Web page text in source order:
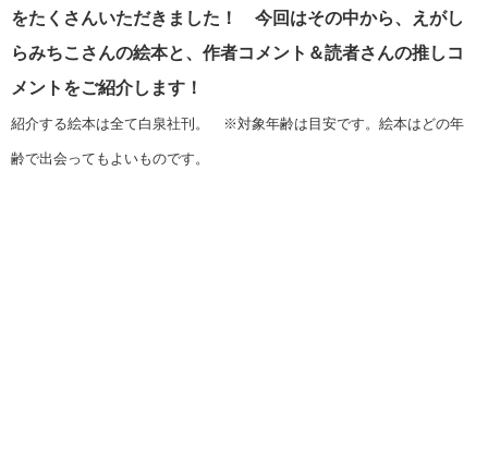
をたくさんいただきました！ 今回はその中から、えがし
らみちこさんの絵本と、作者コメント＆読者さんの推しコ
メントをご紹介します！
紹介する絵本は全て白泉社刊。 ※対象年齢は目安です。絵本はどの年
齢で出会ってもよいものです。